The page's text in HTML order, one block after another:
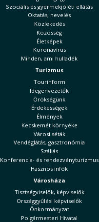
Szociális és gyermekjóléti ellátás
Oktatás, nevelés
Közlekedés
Közösség
Életképek
Koronavírus
Minden, ami hulladék
Turizmus
Tourinform
Idegenvezetők
Örökségünk
Érdekességek
Élmények
Kecskemét környéke
Városi séták
Vendéglátás, gasztronómia
Szállás
Konferencia- és rendezvényturizmus
Hasznos infók
Városháza
Tisztségviselők, képviselők
Országgyűlési képviselők
Önkormányzat
Polgármesteri Hivatal